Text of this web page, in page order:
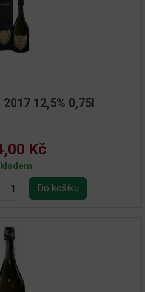
12,5% 0,75l
Kč